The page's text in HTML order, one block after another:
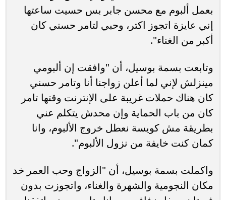
بعمل ألبوم مع محسن جابر بس حسيت ساعتها
إني عايزة اتجوز اكتر، وحبي لتامر حسني كان
أكبر من الغناء".
وتابعت بسمة بوسيل، أن "وافقت إن ألبومي
مينزلش لإني لما أعلن زواجنا أنا وتامر حسني
كان هناك حملات غريبة على الإنترنت وقتها تامر
كان من باب الحماية وإن محدش يتكلم عني
بطريقة مش كويسة نعطل خروج الألبوم، وانا
كمان كنت خايفة من نزول الألبوم".
واكملت بسمة بوسيل، أن "الزواج وحب العمر خد
مكان النجومية والشهرة والغناء، واتجوزت بدون